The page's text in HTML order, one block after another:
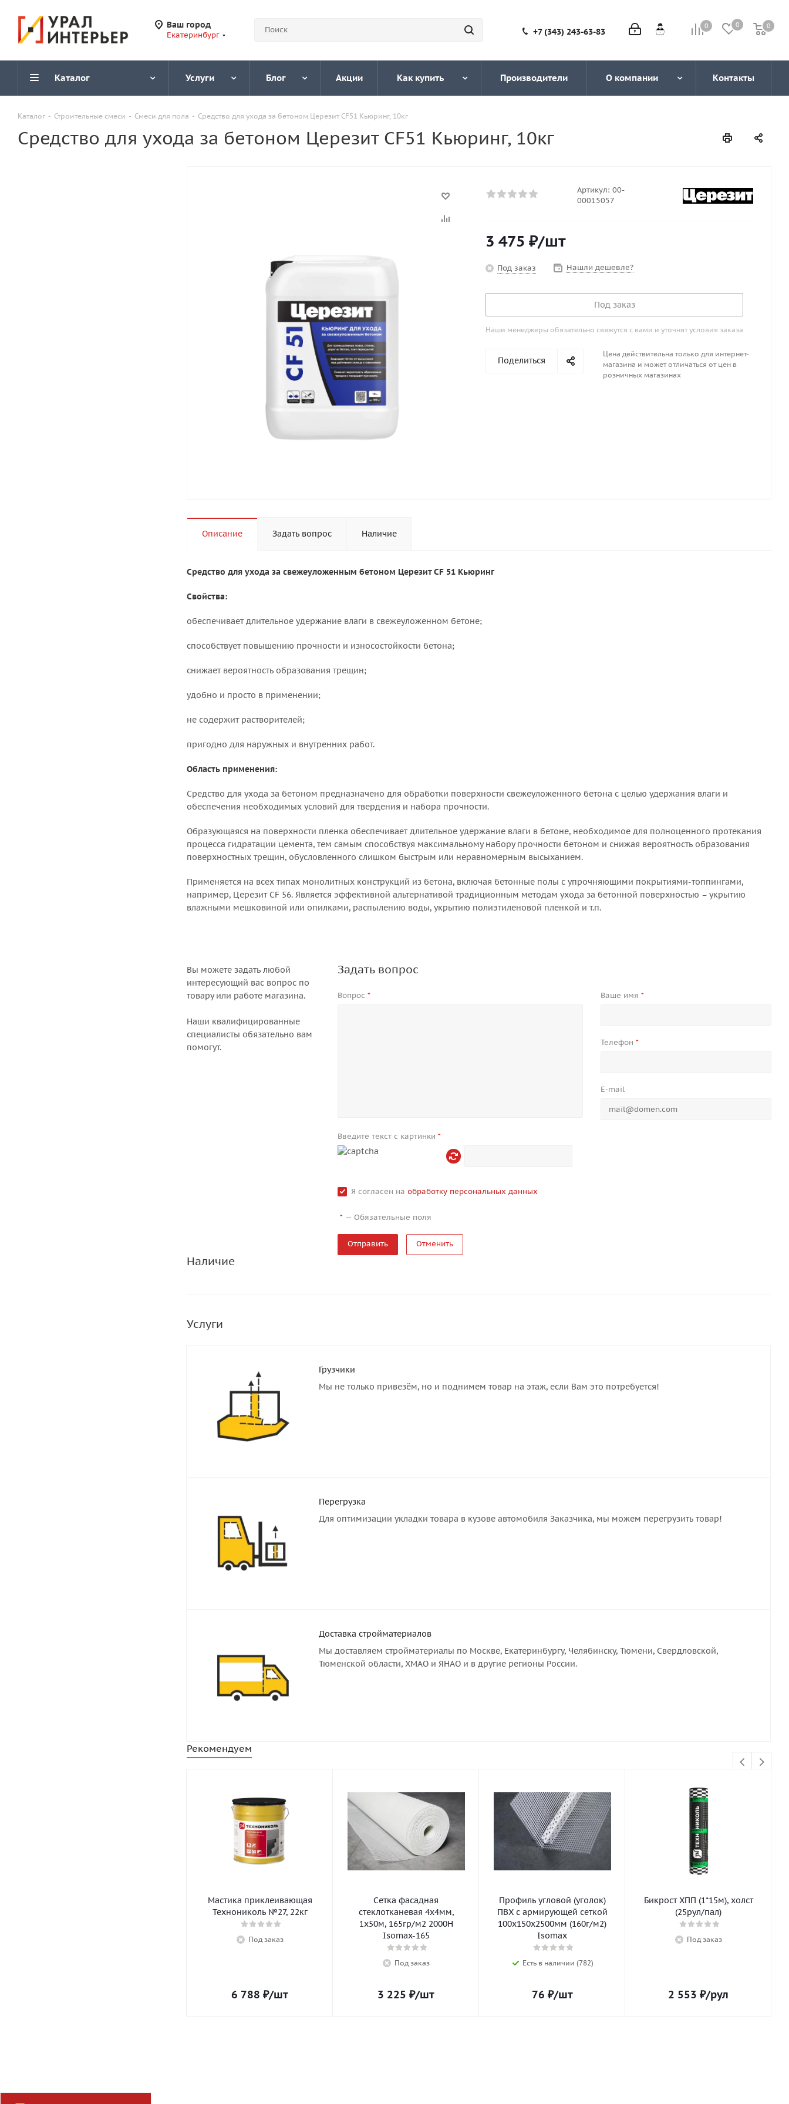
Ваш город
Екатеринбург
0 0 0
0
+7 (343) 243-63-83
Каталог Услуги Блог Акции Как купить Производители О компании Контакты
Каталог - Строительные смеси - Смеси для пола - Средство для ухода за бетоном Церезит CF51 Кьюринг, 10кг
Средство для ухода за бетоном Церезит CF51 Кьюринг, 10кг
Артикул: 00-
00015057
3 475 ₽/шт
Под заказ Нашли дешевле?
Под заказ
Наши менеджеры обязательно свяжутся с вами и уточнят условия заказа
Поделиться
Цена действительна только для интернет-
магазина и может отличаться от цен в
розничных магазинах
Описание Задать вопрос Наличие
Средство для ухода за свежеуложенным бетоном Церезит CF 51 Кьюринг
Свойства:
обеспечивает длительное удержание влаги в свежеуложенном бетоне;
способствует повышению прочности и износостойкости бетона;
снижает вероятность образования трещин;
удобно и просто в применении;
не содержит растворителей;
пригодно для наружных и внутренних работ.
Область применения:
Средство для ухода за бетоном предназначено для обработки поверхности свежеуложенного бетона с целью удержания влаги и
обеспечения необходимых условий для твердения и набора прочности.
Образующаяся на поверхности пленка обеспечивает длительное удержание влаги в бетоне, необходимое для полноценного протекания
процесса гидратации цемента, тем самым способствуя максимальному набору прочности бетоном и снижая вероятность образования
поверхностных трещин, обусловленного слишком быстрым или неравномерным высыханием.
Применяется на всех типах монолитных конструкций из бетона, включая бетонные полы с упрочняющими покрытиями-топпингами,
например, Церезит CF 56. Является эффективной альтернативой традиционным методам ухода за бетонной поверхностью – укрытию
влажными мешковиной или опилками, распылению воды, укрытию полиэтиленовой пленкой и т.п.
Вы можете задать любой
интересующий вас вопрос по
товару или работе магазина.
Наши квалифицированные
специалисты обязательно вам
помогут.
Задать вопрос
Вопрос * Ваше имя*
Телефон*
E-mail
Введите текст с картинки *
Я согласен на обработку персональных данных
* — Обязательные поля
Отменить
Наличие
Услуги
Грузчики
Мы не только привезём, но и поднимем товар на этаж, если Вам это потребуется!
Перегрузка
Для оптимизации укладки товара в кузове автомобиля Заказчика, мы можем перегрузить товар!
Доставка стройматериалов
Мы доставляем стройматериалы по Москве, Екатеринбургу, Челябинску, Тюмени, Свердловской,
Тюменской области, ХМАО и ЯНАО и в другие регионы России.
Рекомендуем
Мастика приклеивающая
Технониколь №27, 22кг
Под заказ
6 788 ₽/шт
Сетка фасадная
стеклотканевая 4х4мм,
1х50м, 165гр/м2 2000Н
Isomax-165
Под заказ
3 225 ₽/шт
Профиль угловой (уголок)
ПВХ с армирующей сеткой
100х150х2500мм (160г/м2)
Isomax
Есть в наличии (782)
76 ₽/шт
Бикрост ХПП (1*15м), холст
(25рул/пал)
Под заказ
2 553 ₽/рул